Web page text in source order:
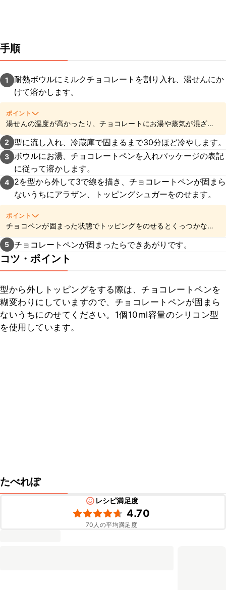
手順
1
耐熱ボウルにミルクチョコレートを割り入れ、湯せんにか
けて溶かします。
ポイント
湯せんの温度が高かったり、チョコレートにお湯や蒸気が混ざっ
てしまうと分離してしまう可能性がございます。また、調理器
具に油脂や水分が残っている場合も分離する原因となるためお気
をつけください。
こちらでチョコレートの湯せん方法を詳しくご
紹介しています。動画とコツ・ポイントをあわせてご参照いただ
けますと幸いです。
2 型に流し入れ、冷蔵庫で固まるまで30分ほど冷やします。
3 ボウルにお湯、チョコレートペンを入れパッケージの表記
に従って溶かします。
4
2を型から外して3で線を描き、チョコレートペンが固まら
ないうちにアラザン、トッピングシュガーをのせます。
ポイント
チョコペンが固まった状態でトッピングをのせるとくっつかなく
なってしまうので、なるべく手早く作業をしてくださいね。
5 チョコレートペンが固まったらできあがりです。
コツ・ポイント
型から外しトッピングをする際は、チョコレートペンを
糊変わりにしていますので、チョコレートペンが固まら
ないうちにのせてください。1個10ml容量のシリコン型
を使用しています。
たべれぽ
レシピ満足度
4.70
70 人の平均満足度